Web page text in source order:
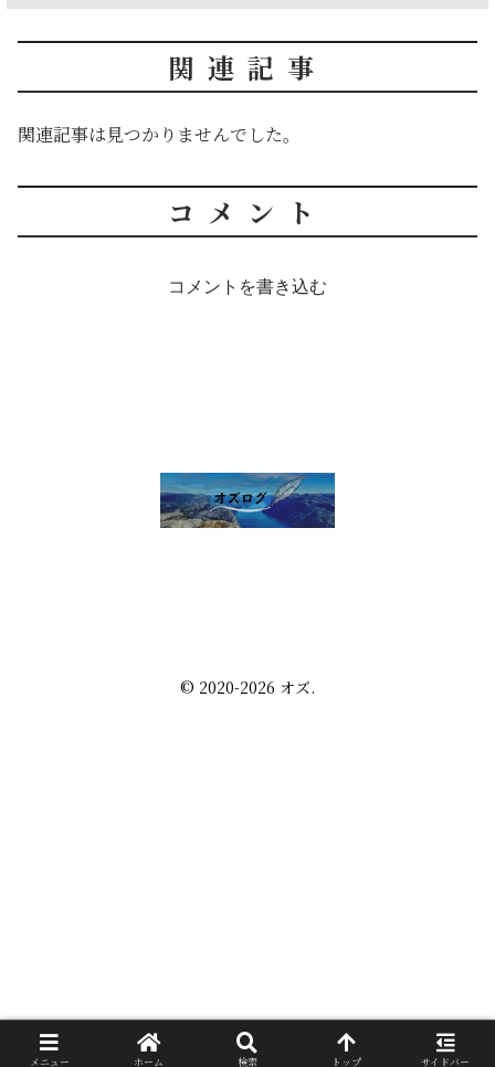
関連記事
関連記事は見つかりませんでした。
コメント
コメントを書き込む
© 2020-2026 オズ.
メニュー ホーム 検索 トップ サイドバー